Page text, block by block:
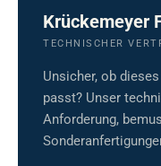
Krückemeyer
TECHNISCHER
Unsicher, ob
passt? Unser
Anforderung,